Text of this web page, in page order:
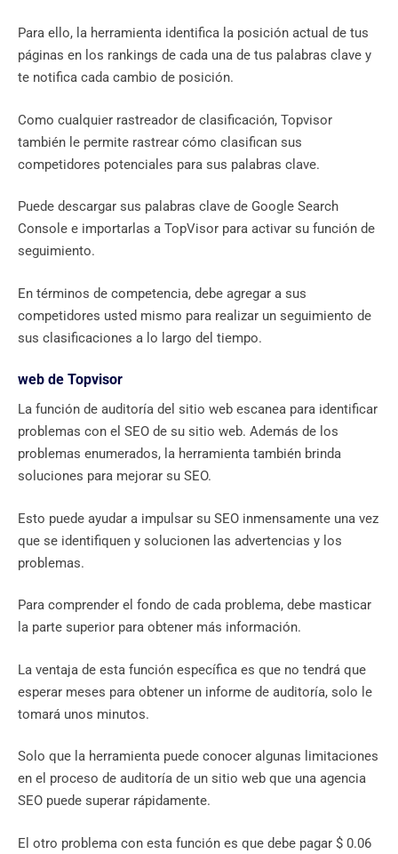
Para ello, la herramienta identifica la posición actual de tus
páginas en los rankings de cada una de tus palabras clave y
te notifica cada cambio de posición.
Como cualquier rastreador de clasificación, Topvisor
también le permite rastrear cómo clasifican sus
competidores potenciales para sus palabras clave.
Puede descargar sus palabras clave de Google Search
Console e importarlas a TopVisor para activar su función de
seguimiento.
En términos de competencia, debe agregar a sus
competidores usted mismo para realizar un seguimiento de
sus clasificaciones a lo largo del tiempo.
web de Topvisor
La función de auditoría del sitio web escanea para identificar
problemas con el SEO de su sitio web. Además de los
problemas enumerados, la herramienta también brinda
soluciones para mejorar su SEO.
Esto puede ayudar a impulsar su SEO inmensamente una vez
que se identifiquen y solucionen las advertencias y los
problemas.
Para comprender el fondo de cada problema, debe masticar
la parte superior para obtener más información.
La ventaja de esta función específica es que no tendrá que
esperar meses para obtener un informe de auditoría, solo le
tomará unos minutos.
Solo que la herramienta puede conocer algunas limitaciones
en el proceso de auditoría de un sitio web que una agencia
SEO puede superar rápidamente.
El otro problema con esta función es que debe pagar $ 0.06